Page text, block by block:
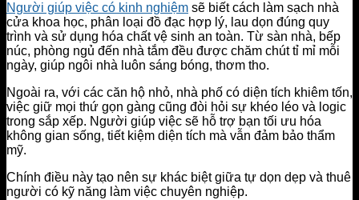
Người giúp việc có kinh nghiệm sẽ biết cách làm sạch nhà
cửa khoa học, phân loại đồ đạc hợp lý, lau dọn đúng quy
trình và sử dụng hóa chất vệ sinh an toàn. Từ sàn nhà, bếp
núc, phòng ngủ đến nhà tắm đều được chăm chút tỉ mỉ mỗi
ngày, giúp ngôi nhà luôn sáng bóng, thơm tho.
Ngoài ra, với các căn hộ nhỏ, nhà phố có diện tích khiêm tốn,
việc giữ mọi thứ gọn gàng cũng đòi hỏi sự khéo léo và logic
trong sắp xếp. Người giúp việc sẽ hỗ trợ bạn tối ưu hóa
không gian sống, tiết kiệm diện tích mà vẫn đảm bảo thẩm
mỹ.
Chính điều này tạo nên sự khác biệt giữa tự dọn dẹp và thuê
người có kỹ năng làm việc chuyên nghiệp.